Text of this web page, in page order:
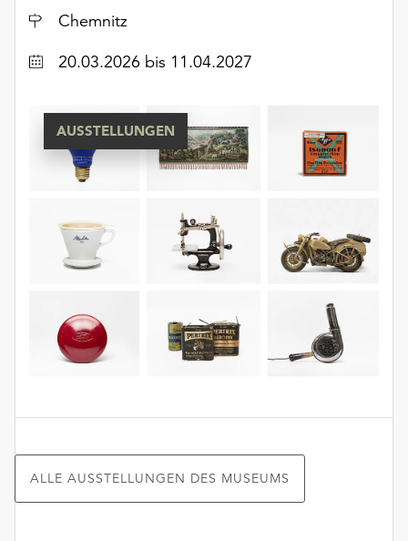
Ort
Chemnitz
Datum20.03.2026 bis 11.04.2027
AUSSTELLUNGEN
ALLE AUSSTELLUNGEN DES MUSEUMS